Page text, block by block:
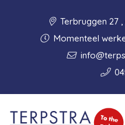
Terbruggen 27 ,
Momenteel